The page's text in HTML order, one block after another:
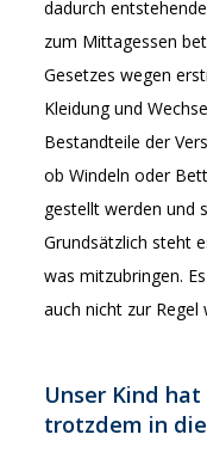
dadurch
zum Mittagessen
Gesetzes wegen
Kleidung und
Bestandteile der
ob Windeln oder
gestellt werden und
Grundsätzlich steht
was mitzubringen.
auch nicht zur Regel
Unser Kind
trotzdem in